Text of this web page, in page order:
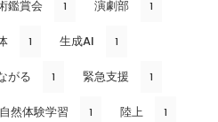
鑑賞会 1 演劇部 1
1 生成AI 1
がる 1 緊急支援 1
自然体験学習 1 陸上 1